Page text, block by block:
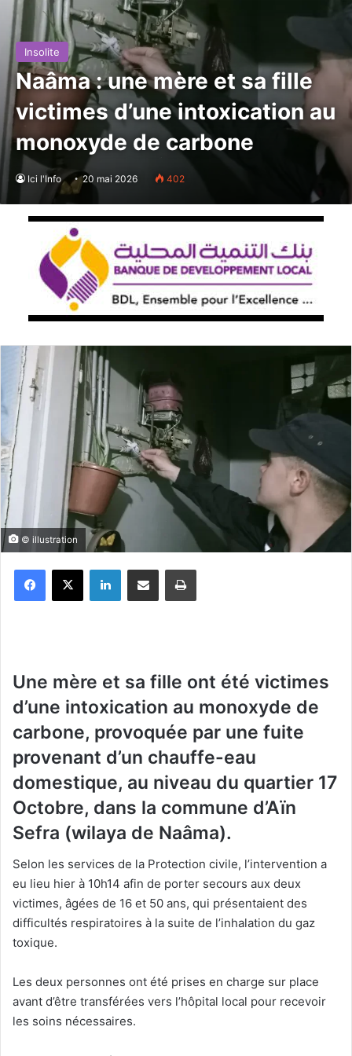
Insolite
Naâma : une mère et sa fille
victimes d’une intoxication au
monoxyde de carbone
Ici l'Info 20 mai 2026 402
© illustration
Une mère et sa fille ont été victimes
d’une intoxication au monoxyde de
carbone, provoquée par une fuite
provenant d’un chauffe-eau
domestique, au niveau du quartier 17
Octobre, dans la commune d’Aïn
Sefra (wilaya de Naâma).
Selon les services de la Protection civile, l’intervention a
eu lieu hier à 10h14 afin de porter secours aux deux
victimes, âgées de 16 et 50 ans, qui présentaient des
difficultés respiratoires à la suite de l’inhalation du gaz
toxique.
Les deux personnes ont été prises en charge sur place
avant d’être transférées vers l’hôpital local pour recevoir
les soins nécessaires.